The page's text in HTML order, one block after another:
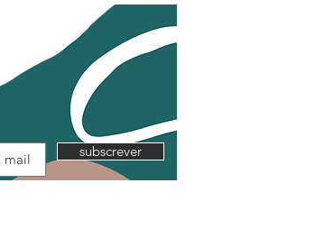
subscrever